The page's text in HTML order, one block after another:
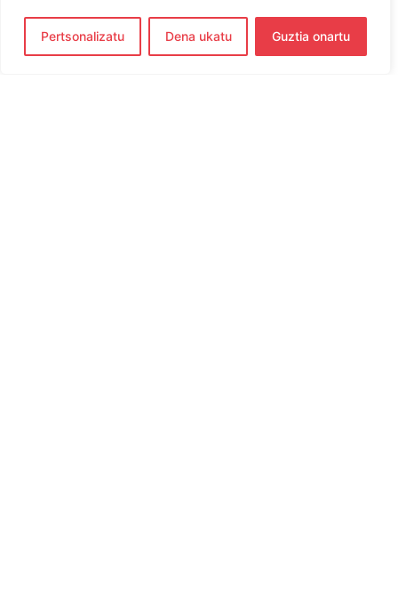
Pertsonalizatu Dena ukatu Guztia onartu